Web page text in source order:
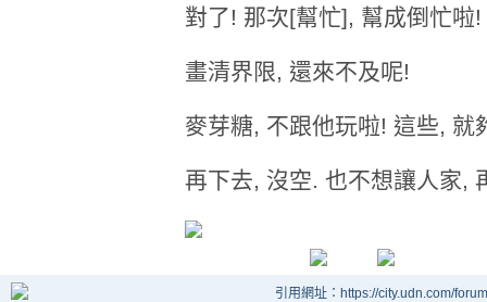
對了! 那次[幫忙], 幫成倒忙啦!
畫清界限, 還來不及呢!
麥芽糖, 不跟他玩啦! 這些, 就
再下去, 沒空. 也不想讓人家,
引用網址：https://city.udn.com/